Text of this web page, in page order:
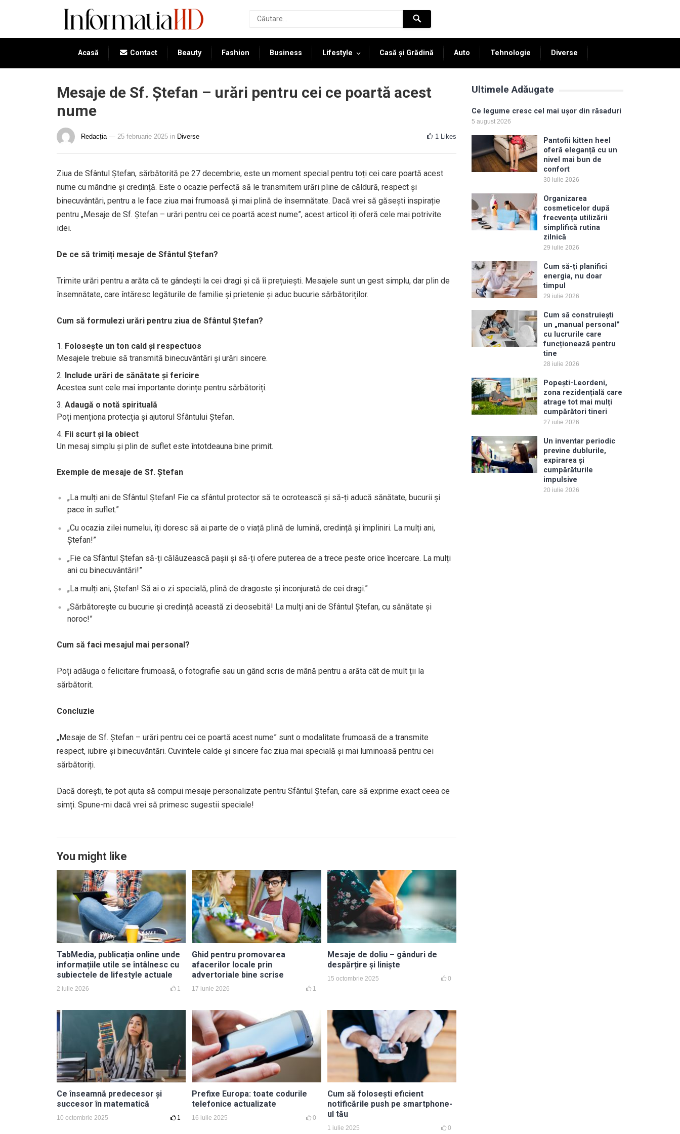
Acasă Contact Beauty Fashion Business Lifestyle Casă și Grădină Auto Tehnologie Diverse
Mesaje de Sf. Ștefan – urări pentru cei ce poartă acest
nume
Redacția — 25 februarie 2025 in Diverse 1 Likes
Ziua de Sfântul Ștefan, sărbătorită pe 27 decembrie, este un moment special pentru toți cei care poartă acest
nume cu mândrie și credință. Este o ocazie perfectă să le transmitem urări pline de căldură, respect și
binecuvântări, pentru a le face ziua mai frumoasă și mai plină de însemnătate. Dacă vrei să găsești inspirație
pentru „Mesaje de Sf. Ștefan – urări pentru cei ce poartă acest nume”, acest articol îți oferă cele mai potrivite
idei.
De ce să trimiți mesaje de Sfântul Ștefan?
Trimite urări pentru a arăta că te gândești la cei dragi și că îi prețuiești. Mesajele sunt un gest simplu, dar plin de
însemnătate, care întăresc legăturile de familie și prietenie și aduc bucurie sărbătoriților.
Cum să formulezi urări pentru ziua de Sfântul Ștefan?
Folosește un ton cald și respectuos
Mesajele trebuie să transmită binecuvântări și urări sincere.
Include urări de sănătate și fericire
Acestea sunt cele mai importante dorințe pentru sărbătoriți.
Adaugă o notă spirituală
Poți menționa protecția și ajutorul Sfântului Ștefan.
Fii scurt și la obiect
Un mesaj simplu și plin de suflet este întotdeauna bine primit.
Exemple de mesaje de Sf. Ștefan
„La mulți ani de Sfântul Ștefan! Fie ca sfântul protector să te ocrotească și să-ți aducă sănătate, bucurii și
pace în suflet.”
„Cu ocazia zilei numelui, îți doresc să ai parte de o viață plină de lumină, credință și împliniri. La mulți ani,
Ștefan!”
„Fie ca Sfântul Ștefan să-ți călăuzească pașii și să-ți ofere puterea de a trece peste orice încercare. La mulți
ani cu binecuvântări!”
„La mulți ani, Ștefan! Să ai o zi specială, plină de dragoste și înconjurată de cei dragi.”
„Sărbătorește cu bucurie și credință această zi deosebită! La mulți ani de Sfântul Ștefan, cu sănătate și
noroc!”
Cum să faci mesajul mai personal?
Poți adăuga o felicitare frumoasă, o fotografie sau un gând scris de mână pentru a arăta cât de mult ții la
sărbătorit.
Concluzie
„Mesaje de Sf. Ștefan – urări pentru cei ce poartă acest nume” sunt o modalitate frumoasă de a transmite
respect, iubire și binecuvântări. Cuvintele calde și sincere fac ziua mai specială și mai luminoasă pentru cei
sărbătoriți.
Dacă dorești, te pot ajuta să compui mesaje personalizate pentru Sfântul Ștefan, care să exprime exact ceea ce
simți. Spune-mi dacă vrei să primesc sugestii speciale!
You might like
TabMedia, publicația online unde
informațiile utile se întâlnesc cu
subiectele de lifestyle actuale
2 iulie 2026 1
Ghid pentru promovarea
afacerilor locale prin
advertoriale bine scrise
17 iunie 2026 1
Mesaje de doliu – gânduri de
despărțire și liniște
15 octombrie 2025 0
Ce înseamnă predecesor și
succesor în matematică
10 octombrie 2025 1
Prefixe Europa: toate codurile
telefonice actualizate
16 iulie 2025 0
Cum să folosești eficient
notificările push pe smartphone-
ul tău
1 iulie 2025 0
Ultimele Adăugate
Ce legume cresc cel mai ușor din răsaduri
5 august 2026
Pantofii kitten heel
oferă eleganță cu un
nivel mai bun de
confort
30 iulie 2026
Organizarea
cosmeticelor după
frecvența utilizării
simplifică rutina
zilnică
29 iulie 2026
Cum să-ți planifici
energia, nu doar
timpul
29 iulie 2026
Cum să construiești
un „manual personal”
cu lucrurile care
funcționează pentru
tine
28 iulie 2026
Popești-Leordeni,
zona rezidențială care
atrage tot mai mulți
cumpărători tineri
27 iulie 2026
Un inventar periodic
previne dublurile,
expirarea și
cumpărăturile
impulsive
20 iulie 2026